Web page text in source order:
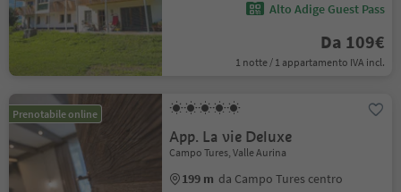
Alto Adige Guest Pass
Da 109€
1 notte / 1 appartamento IVA incl.
Prenotabile online
App. La vie Deluxe
Campo Tures, Valle Aurina
199 m da Campo Tures centro